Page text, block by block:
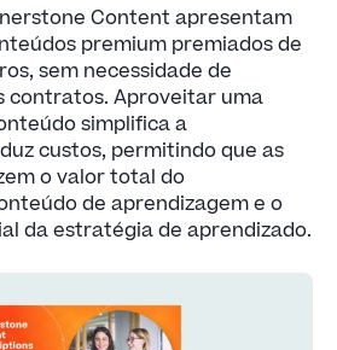
Content apresentam
premium premiados de
sem necessidade de
contratos. Aproveitar uma
simplifica a
custos, permitindo que as
o valor total do
de aprendizagem e o
da estratégia de aprendizado.